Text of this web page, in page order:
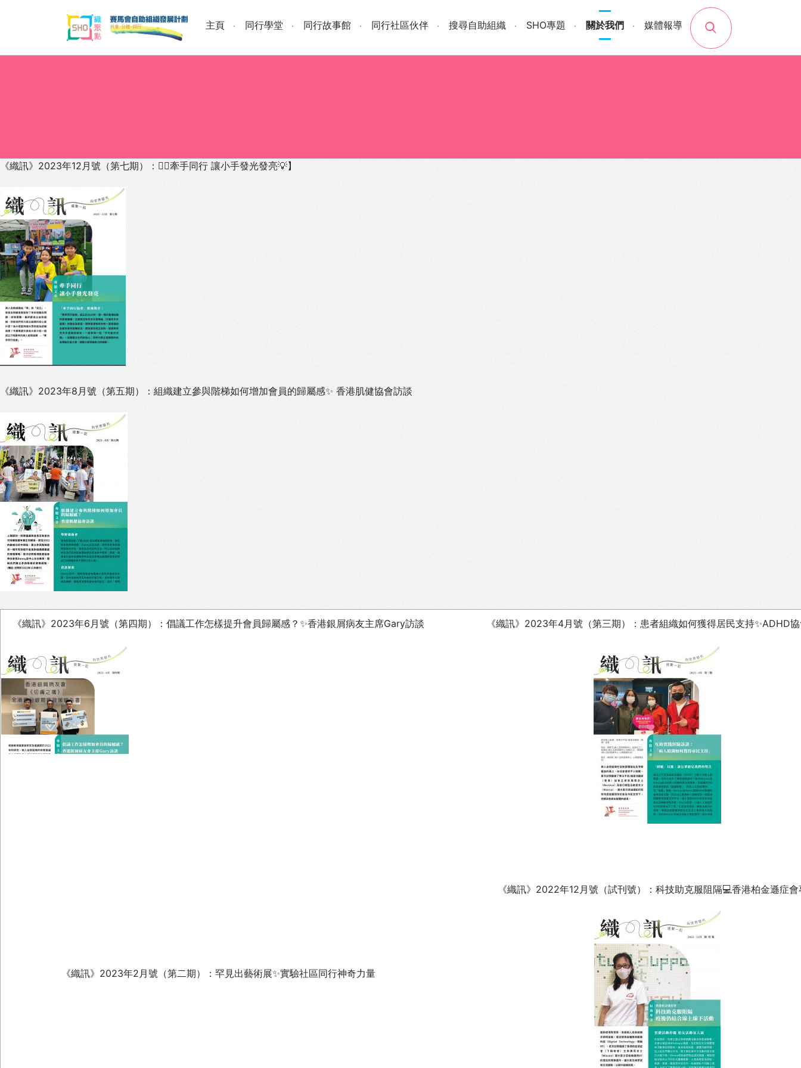
search
主頁
同行學堂 同行故事館 同行社區伙伴 搜尋自助組織 SHO專題 關於我們 媒體報導
《織訊》2023年12月號（第七期）：🖐🏻牽手同行 讓小手發光發亮💡】
《織訊》2023年8月號（第五期）： 組織建立參與階梯如何增加會員的歸屬感✨ 香港肌健協會訪談
《織訊》2023年6月號（第四期）：倡議工作怎樣提升會員歸屬感？✨香港銀屑病友主席Gary訪談 《織訊》2023年4月號（第三期）：患者組織如何獲得居民支持✨ADHD
《織訊》2023年2月號（第二期）：罕見出藝術展✨實驗社區同行神奇力量
《織訊》2022年12月號（試刊號）：科技助克服阻隔💻香港柏金遜症會